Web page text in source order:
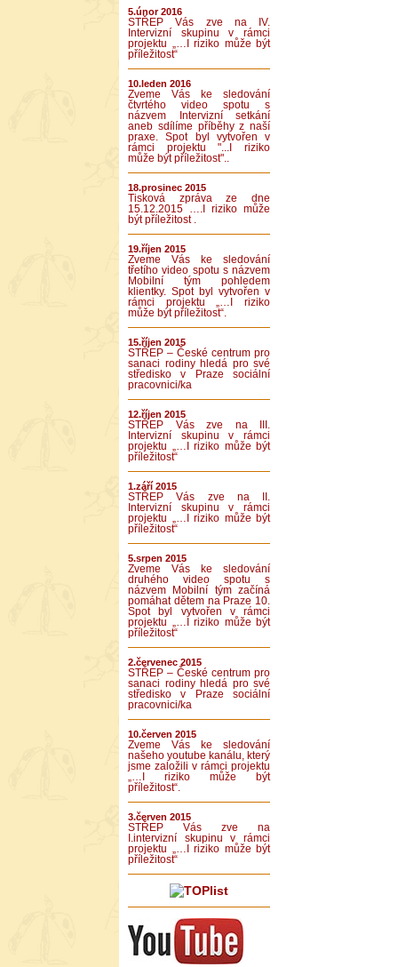
5.únor 2016
STŘEP Vás zve na IV.
Intervizní skupinu v rámci
projektu „…I riziko může být
příležitost“
10.leden 2016
Zveme Vás ke sledování
čtvrtého video spotu s
názvem Intervizní setkání
aneb sdílíme příběhy z naší
praxe. Spot byl vytvořen v
rámci projektu "...I riziko
může být příležitost"..
18.prosinec 2015
Tisková zpráva ze dne
15.12.2015 ….I riziko může
být příležitost .
19.říjen 2015
Zveme Vás ke sledování
třetího video spotu s názvem
Mobilní tým pohledem
klientky. Spot byl vytvořen v
rámci projektu „…I riziko
může být příležitost“.
15.říjen 2015
STŘEP – České centrum pro
sanaci rodiny hledá pro své
středisko v Praze sociální
pracovnici/ka
12.říjen 2015
STŘEP Vás zve na III.
Intervizní skupinu v rámci
projektu „…I riziko může být
příležitost“
1.září 2015
STŘEP Vás zve na II.
Intervizní skupinu v rámci
projektu „…I riziko může být
příležitost“
5.srpen 2015
Zveme Vás ke sledování
druhého video spotu s
názvem Mobilní tým začíná
pomáhat dětem na Praze 10.
Spot byl vytvořen v rámci
projektu „…I riziko může být
příležitost“
2.červenec 2015
STŘEP – České centrum pro
sanaci rodiny hledá pro své
středisko v Praze sociální
pracovnici/ka
10.červen 2015
Zveme Vás ke sledování
našeho youtube kanálu, který
jsme založili v rámci projektu
„…I riziko může být
příležitost“.
3.červen 2015
STŘEP Vás zve na
I.intervizní skupinu v rámci
projektu „…I riziko může být
příležitost“